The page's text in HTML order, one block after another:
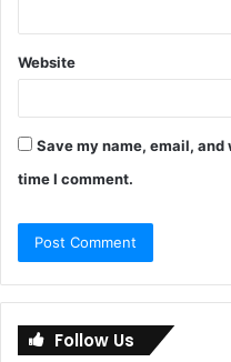
Website
Save my name, email,
time I comment.
Follow Us